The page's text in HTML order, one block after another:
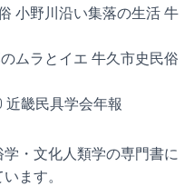
小野川沿い集落の生活 牛
ムラとイエ 牛久市史民俗
畿民具学会年報
学・文化人類学の専門書に
ます。